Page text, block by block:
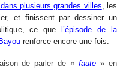
plusieurs grandes villes, les
et finissent par dessiner un
ce que
l’épisode de la
renforce encore une fois.
de parler de «faute» en